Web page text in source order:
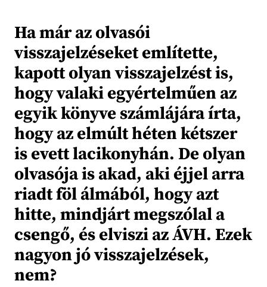
Ha már az olvasói
visszajelzéseket említette,
kapott olyan visszajelzést is,
hogy valaki egyértelműen az
egyik könyve számlájára írta,
hogy az elmúlt héten kétszer
is evett lacikonyhán. De olyan
olvasója is akad, aki éjjel arra
riadt föl álmából, hogy azt
hitte, mindjárt megszólal a
csengő, és elviszi az ÁVH. Ezek
nagyon jó visszajelzések,
nem?